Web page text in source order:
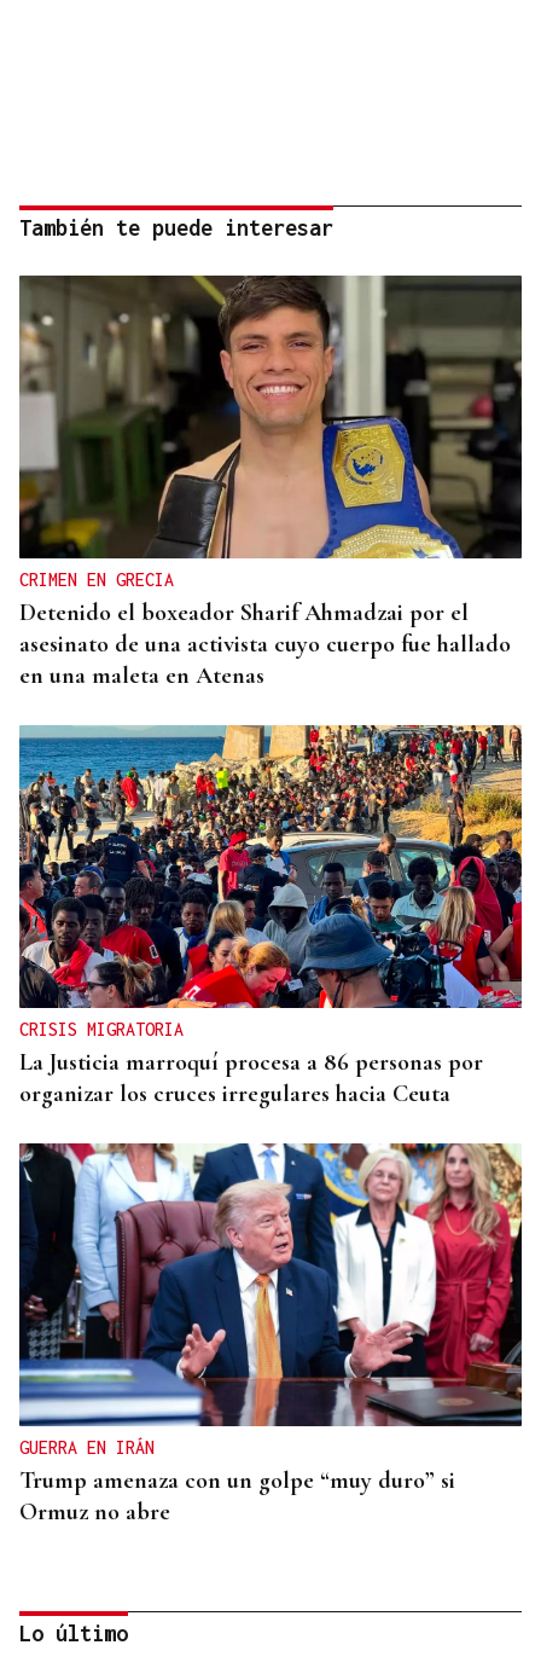
También te puede interesar
CRIMEN EN GRECIA
Detenido el boxeador Sharif Ahmadzai por el
asesinato de una activista cuyo cuerpo fue hallado
en una maleta en Atenas
CRISIS MIGRATORIA
La Justicia marroquí procesa a 86 personas por
organizar los cruces irregulares hacia Ceuta
GUERRA EN IRÁN
Trump amenaza con un golpe “muy duro” si
Ormuz no abre
Lo último